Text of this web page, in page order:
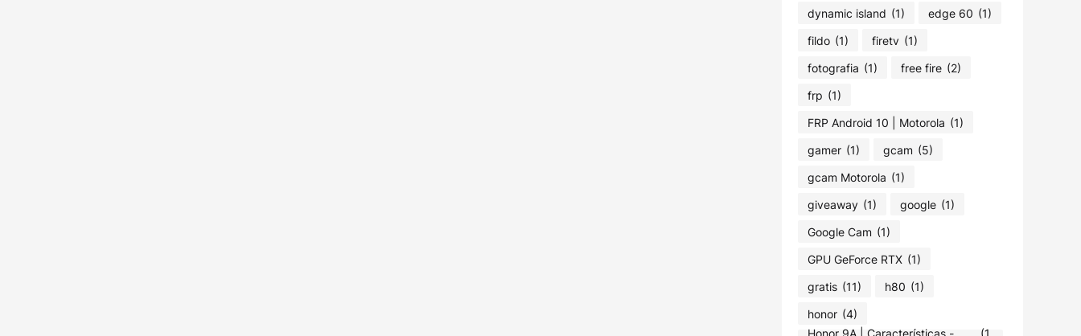
dynamic island (1) edge 60 (1)
fildo (1) firetv (1)
fotografia (1) free fire (2)
frp (1)
FRP Android 10 | Motorola (1)
gamer (1) gcam (5)
gcam Motorola (1)
giveaway (1) google (1)
Google Cam (1)
GPU GeForce RTX (1)
gratis (11) h80 (1)
honor (4)
Honor 9A | Características -
(1